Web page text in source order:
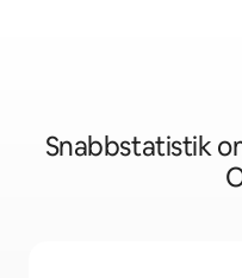
Snabbstatistik